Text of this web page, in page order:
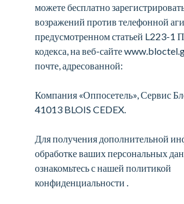
можете бесплатно
возражений против телефонной
предусмотренном статьей L223-1
кодекса, на веб-сайте
почте, адресованной:
Компания «Оппосетель», Сервис
41013 BLOIS CEDEX.
Для получения дополнительной
обработке ваших персональных
ознакомьтесь с нашей политикой
конфиденциальности